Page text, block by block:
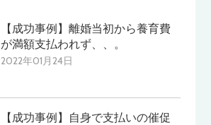
【成功事例】離婚当初から養育費
が満額支払われず、、。
2022年01月24日
【成功事例】自身で支払いの催促